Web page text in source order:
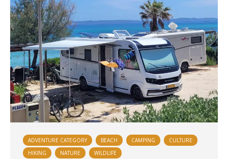
ADVENTURE CATEGORY BEACH CAMPING
CULTURE
HIKING
NATURE WILDLIFE